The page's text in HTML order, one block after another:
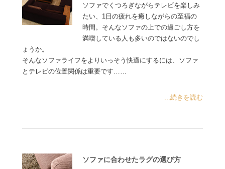
ソファでくつろぎながらテレビを楽しみ
たい、1日の疲れを癒しながらの至福の
時間。そんなソファの上での過ごし方を
満喫している人も多いのではないのでし
ょうか。
そんなソファライフをよりいっそう快適にするには、ソファ
とテレビの位置関係は重要です……
...続きを読む
ソファに合わせたラグの選び方